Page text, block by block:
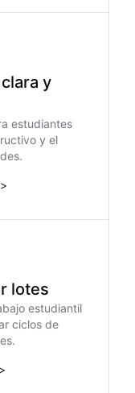
y
estudiantes
y el
>
lotes
estudiantil
ciclos de